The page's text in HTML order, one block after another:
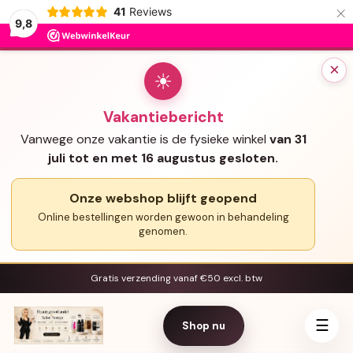
9,8
41 Reviews ×
×
☀
Vakantiebericht
Vanwege onze vakantie is de fysieke winkel van 31
juli tot en met 16 augustus gesloten.
Onze webshop blijft geopend
Online bestellingen worden gewoon in behandeling
genomen.
Gratis verzending vanaf €50 excl. btw
Shop nu ☰